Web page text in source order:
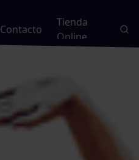
Contacto
Tienda
Online